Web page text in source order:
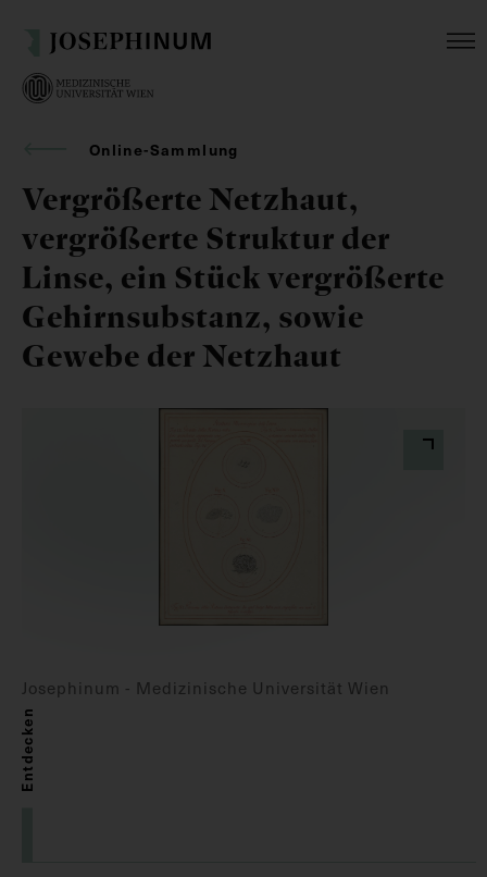
Online-Sammlung
Vergrößerte Netzhaut,
vergrößerte Struktur der
Linse, ein Stück vergrößerte
Gehirnsubstanz, sowie
Gewebe der Netzhaut
Josephinum - Medizinische Universität Wien
Entdecken